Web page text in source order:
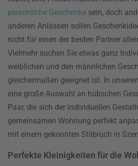
persönliche Geschenke sein, doch
anderen Anlässen sollen
nicht für einen der beiden Partner
Vielmehr suchen Sie etwas ganz
weiblichen und den männlichen
gleichermaßen geeignet ist. In
eine große Auswahl an hübschen
Paar, die sich der individuellen
gemeinsamen Wohnung perfekt
mit einem gekonnten Stilbruch in
Perfekte Kleinigkeiten für die